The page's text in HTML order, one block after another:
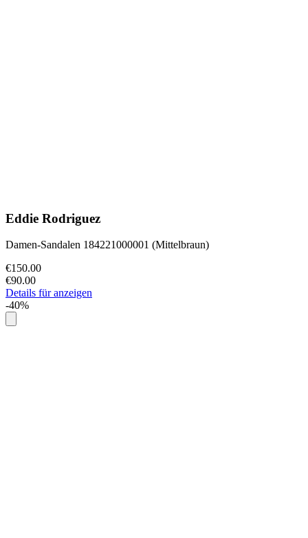
Eddie Rodriguez
Damen-Sandalen 184221000001 (Mittelbraun)
€150.00
€90.00
Details für anzeigen
-40%